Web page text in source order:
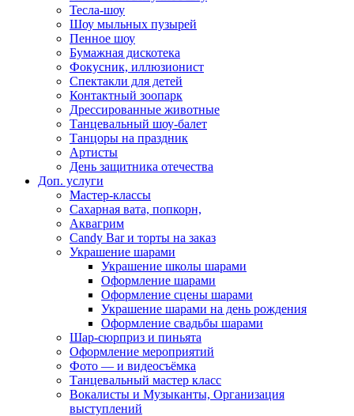
Тесла-шоу
Шоу мыльных пузырей
Пенное шоу
Бумажная дискотека
Фокусник, иллюзионист
Спектакли для детей
Контактный зоопарк
Дрессированные животные
Танцевальный шоу-балет
Танцоры на праздник
Артисты
День защитника отечества
Доп. услуги
Мастер-классы
Сахарная вата, попкорн,
Аквагрим
Candy Bar и торты на заказ
Украшение шарами
Украшение школы шарами
Оформление шарами
Оформление сцены шарами
Украшение шарами на день рождения
Оформление свадьбы шарами
Шар-сюрприз и пиньята
Оформление мероприятий
Фото — и видеосъёмка
Танцевальный мастер класс
Вокалисты и Музыканты, Организация
выступлений